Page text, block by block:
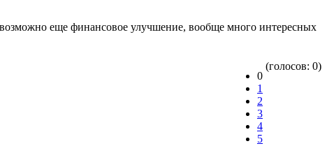
еще финансовое улучшение, вообще много интересных
0
1
2
3
4
5
(голосов: 0)